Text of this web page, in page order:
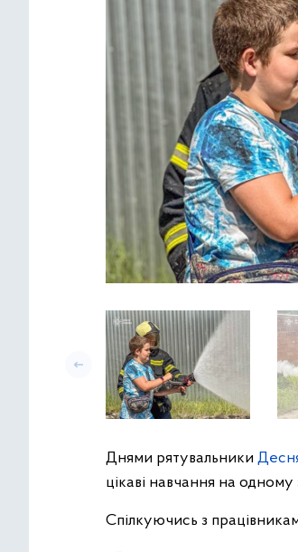
Днями рятувальники
цікаві навчання на одному
Спілкуючись з